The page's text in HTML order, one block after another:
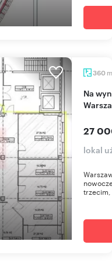
360 m
Na wynajem nowoczesne biuro 360 m² w
27
lokal